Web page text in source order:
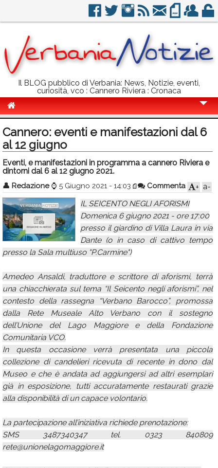
Il BLOG pubblico di Verbania: News, Notizie, eventi,
curiosità, vco : Cannero Riviera : Cronaca
Politica
Sport
Info Utili
Rubriche
Calendario
Annunci
Cannero: eventi e manifestazioni dal 6
al 12 giugno
Eventi, e manifestazioni in programma a cannero Riviera e
dintorni dal 6 al 12 giugno 2021.
👤 Redazione ⌚ 5 Giugno 2021 - 14:03 Commenta a-
+
IL SEICENTO NEGLI AFORISMI
Domenica 6 giugno 2021 - ore 17:00
presso il giardino di Villa Laura in via
Dante (o in caso di cattivo tempo
presso la Sala multiuso "P.Carmine")
Amedeo Ansaldi, traduttore e scrittore di aforismi, terrà
una chiacchierata sul tema “Il Seicento negli aforismi”, nel
contesto della rassegna “Verbano Barocco”, promossa
dalla Rete Museale Alto Verbano con il sostegno
dell’Unione del Lago Maggiore e della Fondazione
Comunitaria VCO.
In questa occasione verrà presentata una piccola
collezione di candelieri ricevuta di recente in dono dal
Museo e che è andata ad aggiungersi ad altri esemplari
già in esposizione, tutti accuratamente restaurati grazie
alla disponibilità di un capace volontario.
La partecipazione all’iniziativa richiede prenotazione:
SMS 3487340347 tel. 0323 840809
rete@unionelagomaggiore.it